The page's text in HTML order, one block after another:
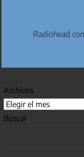
Radiohead
Archivos
Buscar